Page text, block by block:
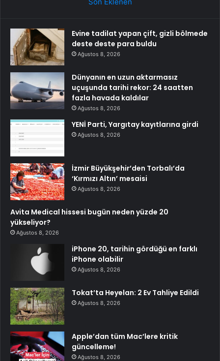
Evine tadilat yapan çift, gizli bölmede
deste deste para buldu
Ağustos 8, 2026
Dünyanın en uzun aktarmasız
uçuşunda tarihi rekor: 24 saatten
fazla havada kaldılar
Ağustos 8, 2026
YENİ Parti, Yargıtay kayıtlarına girdi
Ağustos 8, 2026
İzmir Büyükşehir’den Torbalı’da
‘Kırmızı Altın’ mesaisi
Ağustos 8, 2026
Avita Medical hissesi bugün neden yüzde 20
yükseliyor?
Ağustos 8, 2026
iPhone 20, tarihin gördüğü en farklı
iPhone olabilir
Ağustos 8, 2026
Tokat’ta Heyelan: 2 Ev Tahliye Edildi
Ağustos 8, 2026
Apple’dan tüm Mac’lere kritik
güncelleme!
Ağustos 8, 2026